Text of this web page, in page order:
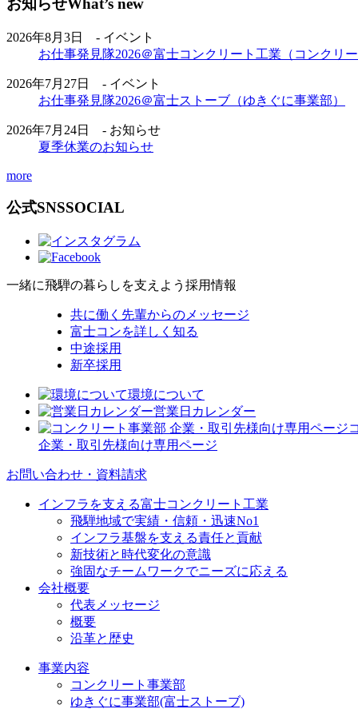
お知らせWhat’s new
2026年8月3日 - イベント
お仕事発見隊2026＠富士コンクリート工業（コンクリー
2026年7月27日 - イベント
お仕事発見隊2026＠富士ストーブ（ゆきぐに事業部）
2026年7月24日 - お知らせ
夏季休業のお知らせ
more
公式SNSSOCIAL
一緒に飛騨の暮らしを支えよう 採用情報
共に働く先輩からのメッセージ
富士コンを詳しく知る
中途採用
新卒採用
環境について
営業日カレンダー
企業・取引先様向け専用ページ
お問い合わせ・資料請求
インフラを支える富士コンクリート工業
飛騨地域で実績・信頼・迅速No1
インフラ基盤を支える責任と貢献
新技術と時代変化の意識
強固なチームワークでニーズに応える
会社概要
代表メッセージ
概要
沿革と歴史
事業内容
コンクリート事業部
ゆきぐに事業部(富士ストーブ)